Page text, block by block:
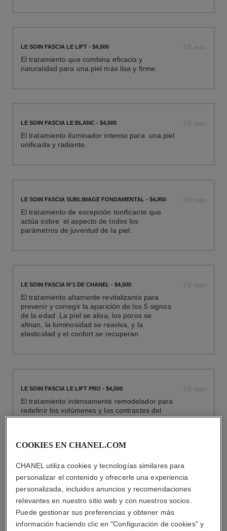
LE SOIN FASCIA LE LIFT - $4,500
El tratamiento que combina eficacia y
naturalidad para una piel más lisa y firme.
75 min
LE SOIN FASCIA LE BLANC - $4,500
El tratamiento iluminador intenso para una piel
unificada y radiante.
75 min
LE SOIN FASCIA SUBLIMAGE FONDAMENTAL - $4,950
El tratamiento de excepción tonificante que
actúa sobre el aspecto de todos los
parámetros de juventud de la piel.
90 min
LE SOIN FASCIA N°1 DE CHANEL - $4,500
El tratamiento altamente revitalizante para
prevenir y corregir la aparición de los 5 signos
de la edad. La piel se alisa, los poros se
afinan, la luminosidad se reaviva, y la
elasticidad y el confort se recuperan.
75 min
LE SOIN FASCIA LE LIFT PRO - $4,500
El tratamiento intensamente remodelador para
redefinir los volúmenes y los contrastes del
rostro y restaurar el triángulo de la juventud.
75 min
LOS TRATAMIENTOS ESPECÍFICOS
COOKIES EN CHANEL.COM
CHANEL utiliza cookies y tecnologías similares para
personalizar el contenido y ofrecerle una experiencia
personalizada, incluidos anuncios y recomendaciones
relevantes en nuestro sitio web y con nuestros socios.
Puede gestionar sus preferencias y obtener más
información haciendo clic en "Configuración de cookies" y